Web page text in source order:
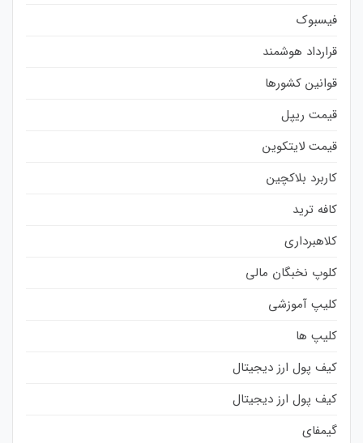
فیسبوک
قرارداد هوشمند
قوانین کشورها
قیمت ریپل
قیمت لایتکوین
کاربرد بلاکچین
کافه ترید
کلاهبرداری
کلوپ نخبگان مالی
کلیپ آموزشی
کلیپ ها
کیف پول ارز دیجیتال
کیف پول ارز دیجیتال
گیمفای